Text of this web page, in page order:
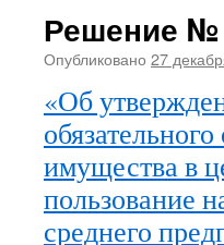
Решение №
Опубликовано 27
«Об
имущества в
пользование
среднего